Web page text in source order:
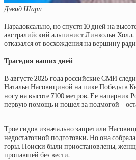
Дэвид Шарп
Парадоксально, но спустя 10 дней на
австралийский альпинист Линкольн
отказался от восхождения на вершину
Трагедия наших дней
В августе 2025 года российские СМИ
Натальи Наговициной на пике Победы в
ногу на высоте 7100 метров. Ее напарник
первую помощь и пошел за подмогой –
Трое гидов изначально запретили
недостаточной подготовки. Но она
горы. Поиски были приостановлены,
пропавшей без вести.